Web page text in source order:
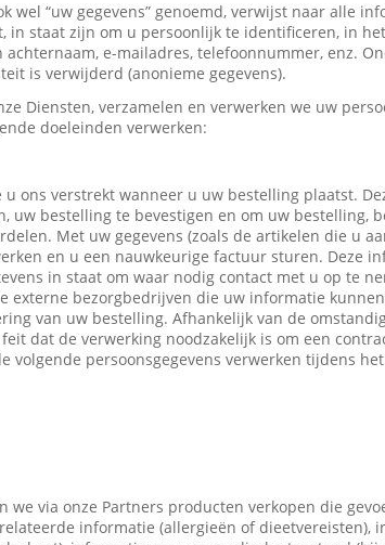
wel “uw gegevens” genoemd, verwijst naar alle
in staat zijn om u persoonlijk te identificeren, in
e-mailadres, telefoonnummer, enz.
is verwijderd (anonieme gegevens).
Diensten, verzamelen en verwerken we uw
doeleinden verwerken:
ons verstrekt wanneer u uw bestelling plaatst.
uw bestelling te bevestigen en om uw bestelling,
Met uw gegevens (zoals de artikelen die u
en u een nauwkeurige factuur sturen. Deze
in staat om waar nodig contact met u op te
externe bezorgbedrijven die uw informatie
van uw bestelling. Afhankelijk van de
dat de verwerking noodzakelijk is om een
volgende persoonsgegevens verwerken tijdens
we via onze Partners producten verkopen die
informatie (allergieën of dieetvereisten),